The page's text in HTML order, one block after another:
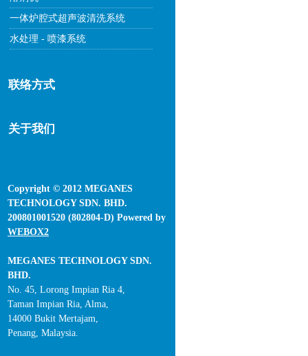
一体炉腔式超声波清洗系统
水处理 - 喷漆系统
联络方式
关于我们
Copyright © 2012 MEGANES
TECHNOLOGY SDN. BHD.
200801001520 (802804-D) Powered by
WEBOX2
MEGANES TECHNOLOGY SDN.
BHD.
No. 45, Lorong Impian Ria 4,
Taman Impian Ria, Alma,
14000 Bukit Mertajam,
Penang, Malaysia.